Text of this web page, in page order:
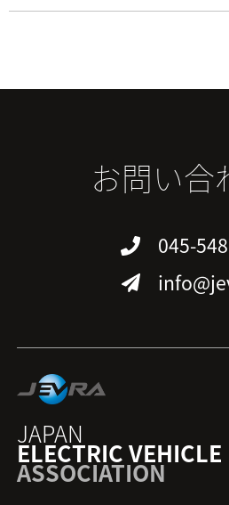
お問い合
045-
JAPAN
ELECTRIC VEHICLE
ASSOCIATION